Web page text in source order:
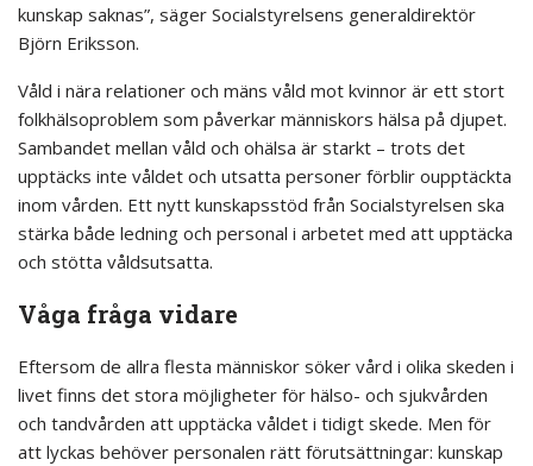
kunskap saknas”, säger Socialstyrelsens generaldirektör
Björn Eriksson.
Våld i nära relationer och mäns våld mot kvinnor är ett stort
folkhälsoproblem som påverkar människors hälsa på djupet.
Sambandet mellan våld och ohälsa är starkt – trots det
upptäcks inte våldet och utsatta personer förblir oupptäckta
inom vården. Ett nytt kunskapsstöd från Socialstyrelsen ska
stärka både ledning och personal i arbetet med att upptäcka
och stötta våldsutsatta.
Våga fråga vidare
Eftersom de allra flesta människor söker vård i olika skeden i
livet finns det stora möjligheter för hälso- och sjukvården
och tandvården att upptäcka våldet i tidigt skede. Men för
att lyckas behöver personalen rätt förutsättningar: kunskap